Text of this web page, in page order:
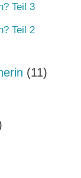
Teil 3
Teil 2
(11)